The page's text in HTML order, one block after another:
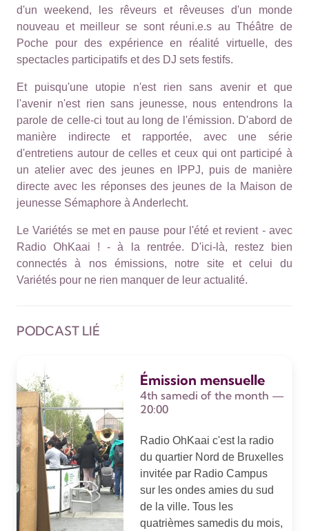
d'un weekend, les rêveurs et rêveuses d'un monde
nouveau et meilleur se sont réuni.e.s au Théâtre de
Poche pour des expérience en réalité virtuelle, des
spectacles participatifs et des DJ sets festifs.
Et puisqu'une utopie n'est rien sans avenir et que
l'avenir n'est rien sans jeunesse, nous entendrons la
parole de celle-ci tout au long de l'émission. D'abord de
manière indirecte et rapportée, avec une série
d'entretiens autour de celles et ceux qui ont participé à
un atelier avec des jeunes en IPPJ, puis de manière
directe avec les réponses des jeunes de la Maison de
jeunesse Sémaphore à Anderlecht.
Le Variétés se met en pause pour l'été et revient - avec
Radio OhKaai ! - à la rentrée. D'ici-là, restez bien
connectés à nos émissions, notre site et celui du
Variétés pour ne rien manquer de leur actualité.
PODCAST LIÉ
Émission mensuelle
4th samedi of the month —
20:00
Radio OhKaai c'est la radio
du quartier Nord de Bruxelles
invitée par Radio Campus
sur les ondes amies du sud
de la ville. Tous les
quatrièmes samedis du mois,